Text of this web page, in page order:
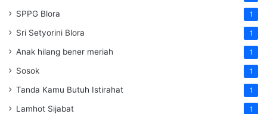
SPPG Blora 1
Sri Setyorini Blora 1
Anak hilang bener meriah 1
Sosok 1
Tanda Kamu Butuh Istirahat 1
Lamhot Sijabat 1